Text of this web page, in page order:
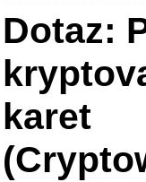
Dotaz:
karet